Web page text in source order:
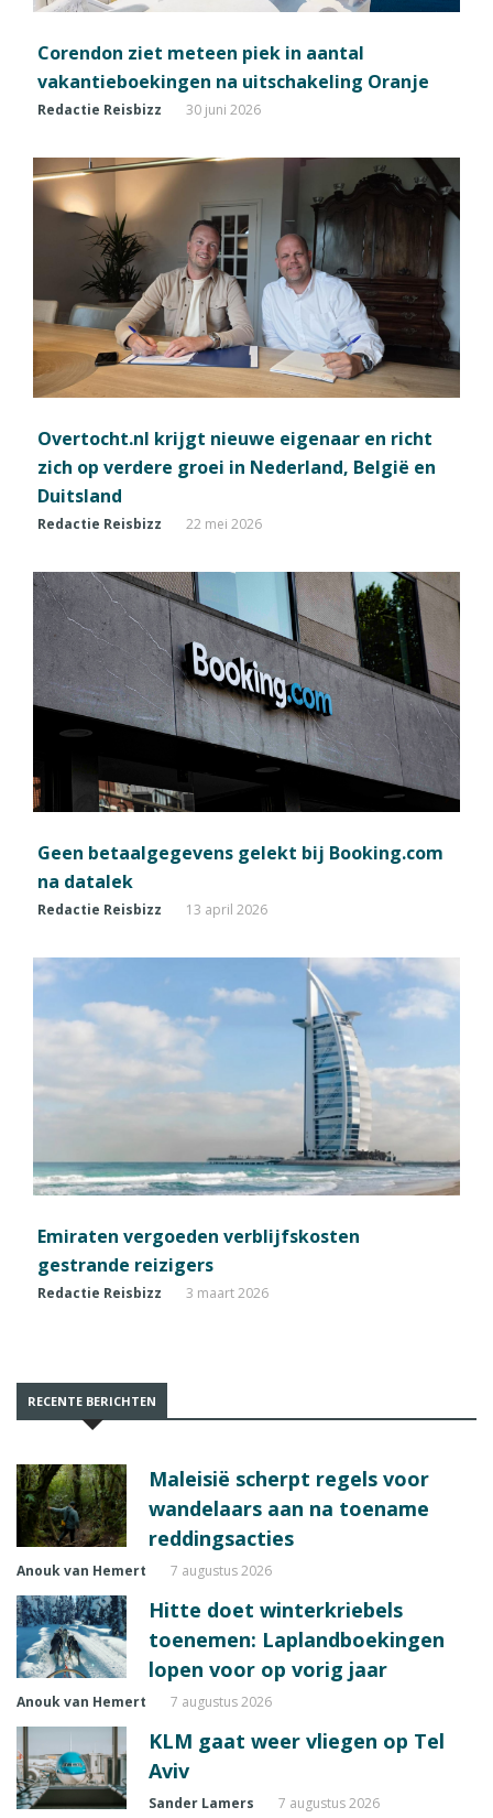
Corendon ziet meteen piek in aantal
vakantieboekingen na uitschakeling Oranje
Redactie Reisbizz 30 juni 2026
Overtocht.nl krijgt nieuwe eigenaar en richt
zich op verdere groei in Nederland, België en
Duitsland
Redactie Reisbizz 22 mei 2026
Geen betaalgegevens gelekt bij Booking.com
na datalek
Redactie Reisbizz 13 april 2026
Emiraten vergoeden verblijfskosten
gestrande reizigers
Redactie Reisbizz 3 maart 2026
RECENTE BERICHTEN
Maleisië scherpt regels voor
wandelaars aan na toename
reddingsacties
Anouk van Hemert 7 augustus 2026
Hitte doet winterkriebels
toenemen: Laplandboekingen
lopen voor op vorig jaar
Anouk van Hemert 7 augustus 2026
KLM gaat weer vliegen op Tel
Aviv
Sander Lamers 7 augustus 2026